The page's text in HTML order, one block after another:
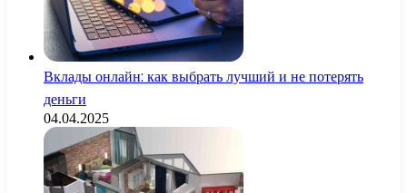
Вклады онлайн: как выбрать лучший и не потерять
деньги
04.04.2025